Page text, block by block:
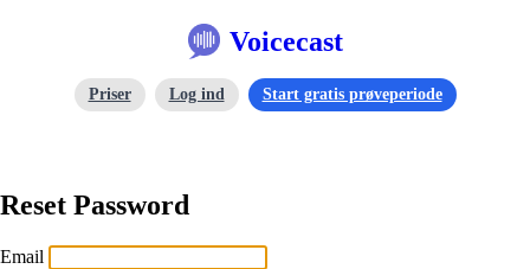
Voicecast
Priser Log ind Start gratis prøveperiode
Reset Password
Email